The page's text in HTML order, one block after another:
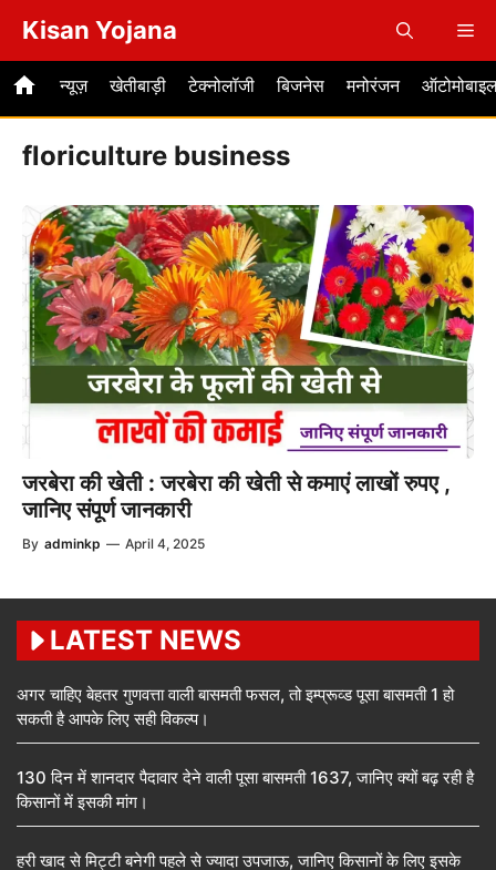
content
Kisan Yojana
न्यूज़ खेतीबाड़ी टेक्नोलॉजी बिजनेस मनोरंजन
floriculture business
जरबेरा की खेती : जरबेरा की खेती से कमाएं लाखों रुपए ,
जानिए संपूर्ण जानकारी
By adminkp — April 4, 2025
LATEST NEWS
अगर चाहिए बेहतर गुणवत्ता वाली बासमती फसल, तो इम्प्रूव्ड पूसा बासमती 1 हो
सकती है आपके लिए सही विकल्प।
130 दिन में शानदार पैदावार देने वाली पूसा बासमती 1637, जानिए क्यों बढ़ रही है
किसानों में इसकी मांग।
हरी खाद से मिट्टी बनेगी पहले से ज्यादा उपजाऊ, जानिए किसानों के लिए इसके